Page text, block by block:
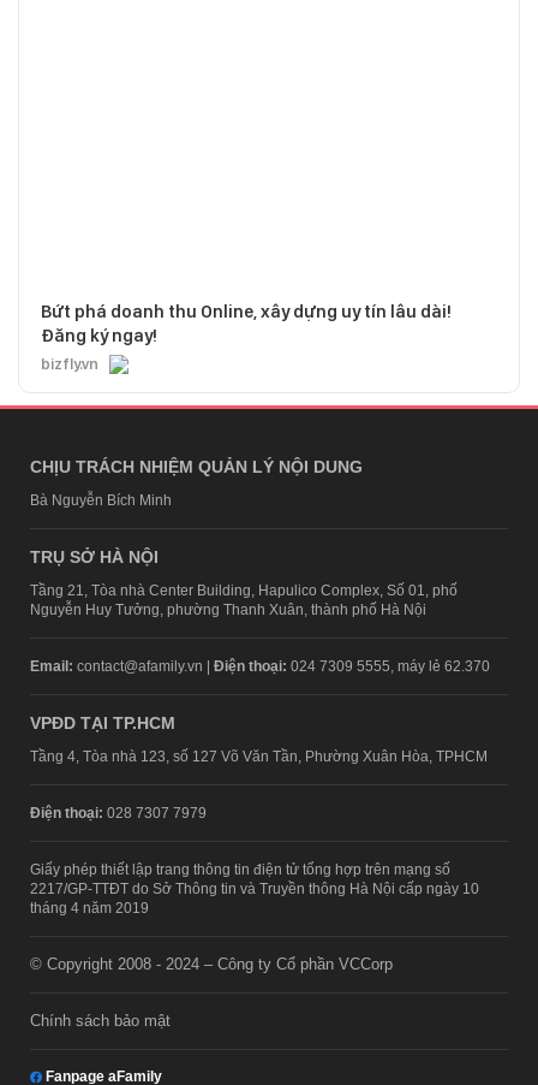
Bứt phá doanh thu Online, xây dựng uy tín lâu dài!
Đăng ký ngay!
bizfly.vn
CHỊU TRÁCH NHIỆM QUẢN LÝ NỘI DUNG
Bà Nguyễn Bích Minh
TRỤ SỞ HÀ NỘI
Tầng 21, Tòa nhà Center Building, Hapulico Complex, Số 01, phố
Nguyễn Huy Tưởng, phường Thanh Xuân, thành phố Hà Nội
Email: contact@afamily.vn | Điện thoại: 024 7309 5555, máy lẻ 62.370
VPĐD TẠI TP.HCM
Tầng 4, Tòa nhà 123, số 127 Võ Văn Tần, Phường Xuân Hòa, TPHCM
Điện thoại: 028 7307 7979
Giấy phép thiết lập trang thông tin điện tử tổng hợp trên mạng số
2217/GP-TTĐT do Sở Thông tin và Truyền thông Hà Nội cấp ngày 10
tháng 4 năm 2019
© Copyright 2008 - 2024 – Công ty Cổ phần VCCorp
Chính sách bảo mật
Fanpage aFamily